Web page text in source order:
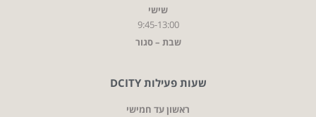
שישי
9:45-13:00
שבת – סגור
שעות פעילות DCITY
ראשון עד חמישי